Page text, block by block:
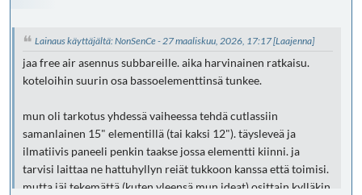
Lainaus käyttäjältä: NonSenCe - 27 maaliskuu, 2026, 17:17[Laajenna]
jaa free air asennus subbareille. aika harvinainen ratkaisu.
koteloihin suurin osa bassoelementtinsä tunkee.
mun oli tarkotus yhdessä vaiheessa tehdä cutlassiin
samanlainen 15" elementillä (tai kaksi 12"). täysleveä ja
ilmatiivis paneeli penkin taakse jossa elementti kiinni. ja
tarvisi laittaa ne hattuhyllyn reiät tukkoon kanssa että toimisi.
mutta jäi tekemättä (kuten yleensä mun ideat) osittain kylläkin